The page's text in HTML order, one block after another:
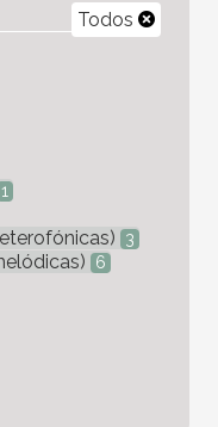
Todos
1
3
6